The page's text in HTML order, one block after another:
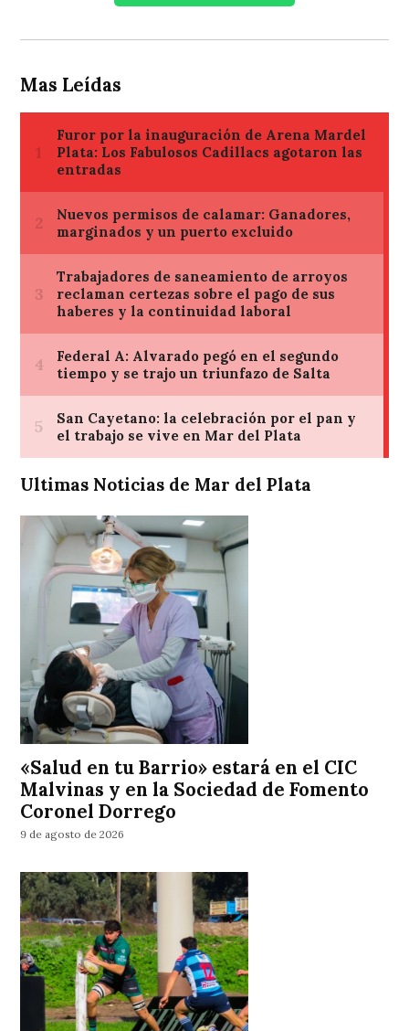
Mas Leídas
Ultimas Noticias de Mar del Plata
«Salud en tu Barrio» estará en el CIC
Malvinas y en la Sociedad de Fomento
Coronel Dorrego
9 de agosto de 2026